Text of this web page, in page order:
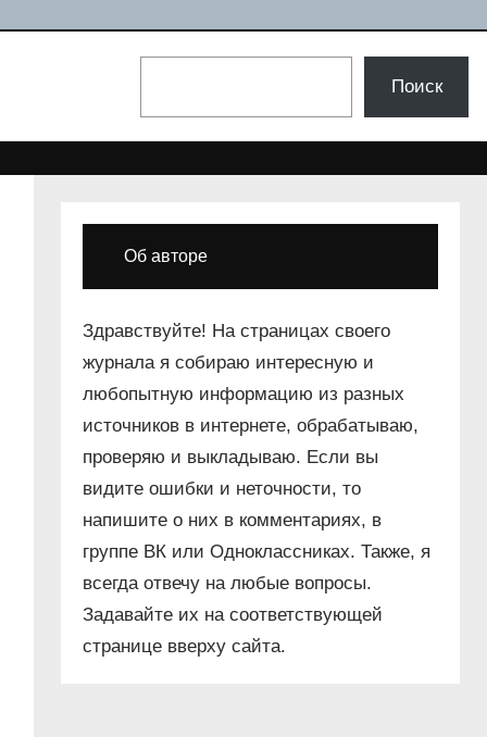
Поиск
Об авторе
Здравствуйте! На страницах своего
журнала я собираю интересную и
любопытную информацию из разных
источников в интернете, обрабатываю,
проверяю и выкладываю. Если вы
видите ошибки и неточности, то
напишите о них в комментариях, в
группе ВК или Одноклассниках. Также, я
всегда отвечу на любые вопросы.
Задавайте их на соответствующей
странице вверху сайта.